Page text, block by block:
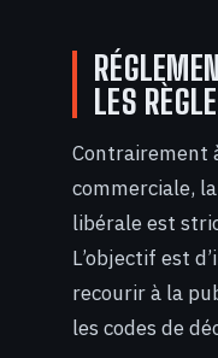
LES
Contrairement
commerciale,
libérale est
L’objectif est
recourir à la
les codes de